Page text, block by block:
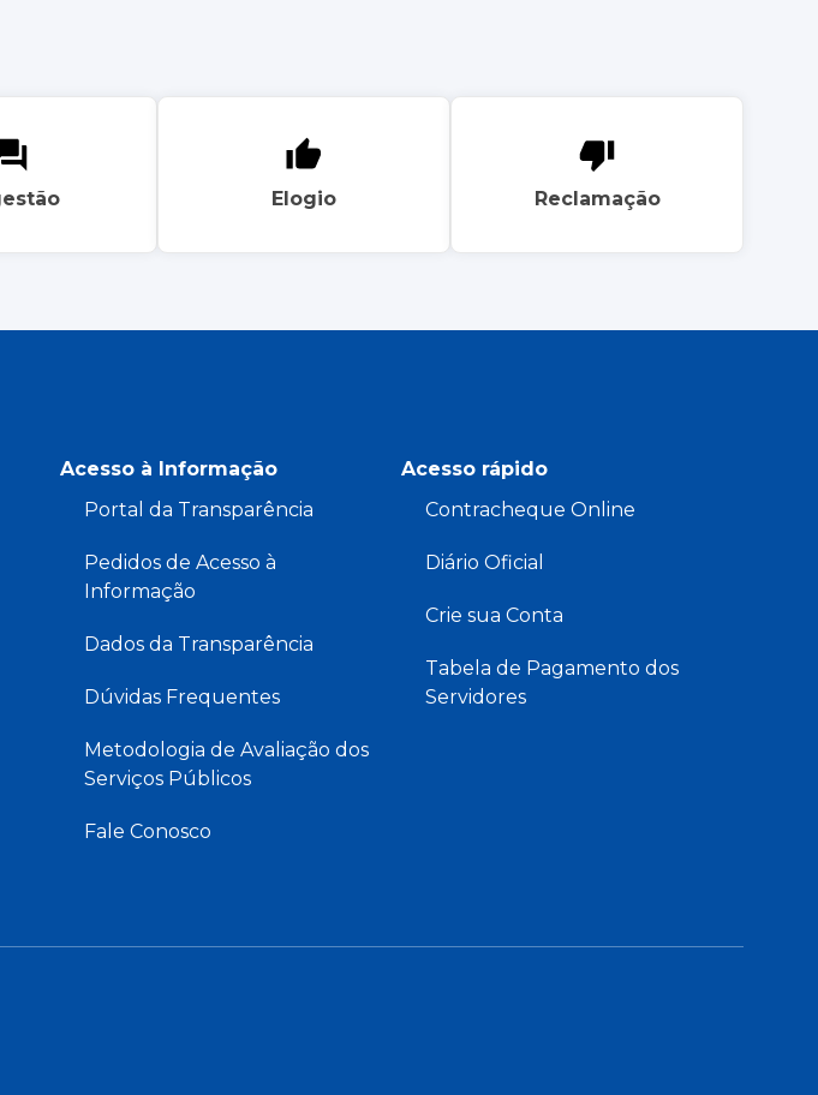
Elogio Reclamação
Acesso à Informação
Portal da Transparência
Pedidos de Acesso à
Informação
Dados da Transparência
Dúvidas Frequentes
Metodologia de Avaliação dos
Serviços Públicos
Fale Conosco
Acesso rápido
Contracheque Online
Diário Oficial
Crie sua Conta
Tabela de Pagamento dos
Servidores